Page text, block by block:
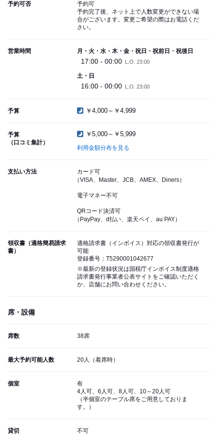
予約可否
予約可
予約完了後、ネット上で人数変更ができない場
合がございます。変更ご希望の際はお電話くだ
さい。
営業時間 月・火・水・木・金・祝日・祝前日・祝後日
17:00 - 00:00 L.O. 23:00
土・日
16:00 - 00:00 L.O. 23:00
予算 ￥4,000～￥4,999
予算
（口コミ集計）
￥5,000～￥5,999
利用金額分布を見る
支払い方法
カード可
（VISA、Master、JCB、AMEX、Diners）
電子マネー不可
QRコード決済可
（PayPay、d払い、楽天ペイ、au PAY）
領収書（適格簡易請求
書）
適格請求書（インボイス）対応の領収書発行が
可能
登録番号：T5290001042677
※最新の登録状況は国税庁インボイス制度適格
請求書発行事業者公表サイトをご確認いただく
か、店舗にお問い合わせください。
席・設備
席数 38席
最大予約可能人数 20人（着席時）
個室
有
4人可、6人可、8人可、10～20人可
（半個室のテーブル席をご用意しておりま
す。）
貸切 不可